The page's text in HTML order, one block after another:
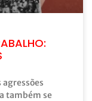
também se